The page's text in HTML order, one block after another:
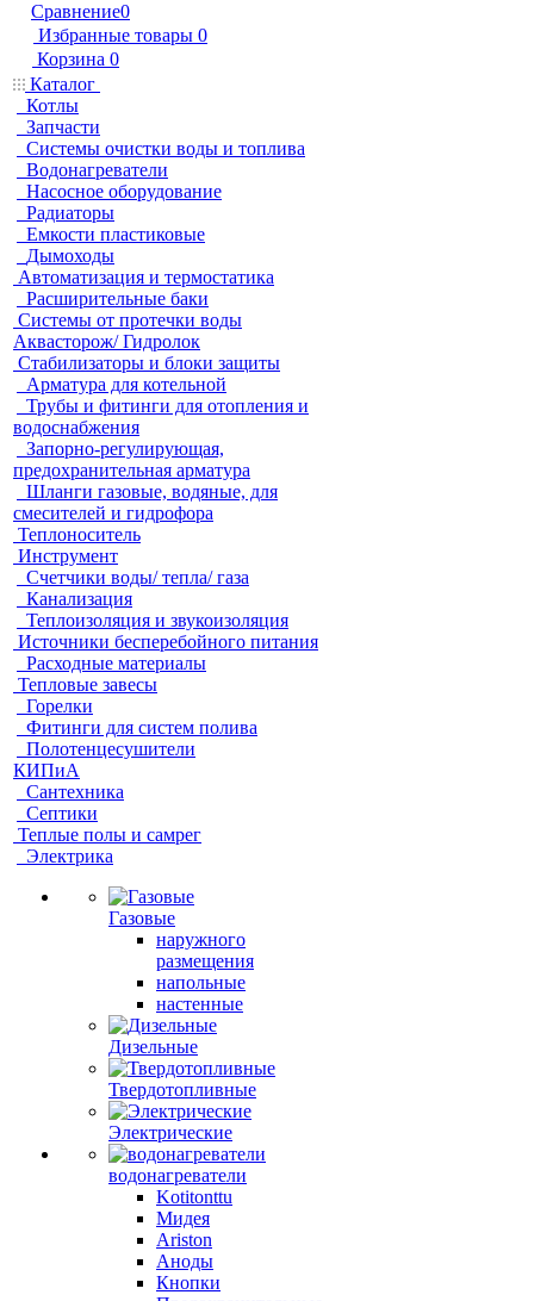
Сравнение0
Избранные товары 0
Корзина 0
Каталог
Котлы
Запчасти
Системы очистки воды и топлива
Водонагреватели
Насосное оборудование
Радиаторы
Емкости пластиковые
Дымоходы
Автоматизация и термостатика
Расширительные баки
Системы от протечки воды
Аквасторож/ Гидролок
Стабилизаторы и блоки защиты
Арматура для котельной
Трубы и фитинги для отопления и
водоснабжения
Запорно-регулирующая,
предохранительная арматура
Шланги газовые, водяные, для
смесителей и гидрофора
Теплоноситель
Инструмент
Счетчики воды/ тепла/ газа
Канализация
Теплоизоляция и звукоизоляция
Источники бесперебойного питания
Расходные материалы
Тепловые завесы
Горелки
Фитинги для систем полива
Полотенцесушители
КИПиА
Сантехника
Септики
Теплые полы и самрег
Электрика
Газовые
наружного
размещения
напольные
настенные
Дизельные
Твердотопливные
Электрические
водонагреватели
Kotitonttu
Мидея
Ariston
Аноды
Кнопки